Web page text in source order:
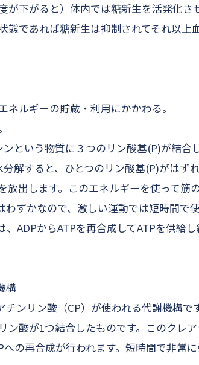
が下がると）体内では糖新生を活発化さ
態であれば糖新生は抑制されてそれ以上
ルギーの貯蔵・利用にかかわる。
という物質に３つのリン酸基(P)が結合し
解すると、ひとつのリン酸基(P)がはず
出します。このエネルギーを使って筋
ずかなので、激しい運動では短時間で
ADPからATPを再合成してATPを供給
構
ンリン酸（CP）が使われる代謝機構です
ン酸が1つ結合したものです。このクレ
の再合成が行われます。短時間で非常